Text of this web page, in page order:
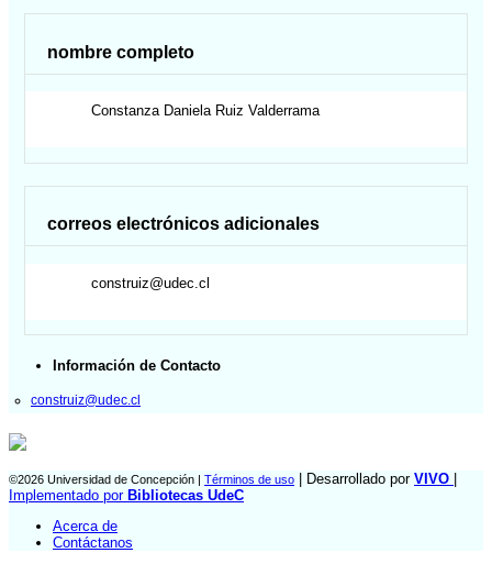
nombre completo
Constanza Daniela Ruiz Valderrama
correos electrónicos adicionales
construiz@udec.cl
Información de Contacto
construiz@udec.cl
©2026 Universidad de Concepción | Términos de uso | Desarrollado por VIVO |
Implementado por Bibliotecas UdeC
Acerca de
Contáctanos